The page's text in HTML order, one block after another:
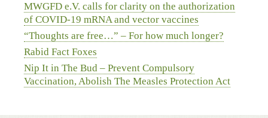
MWGFD e.V. calls for clarity on the authorization
of COVID-19 mRNA and vector vaccines
“Thoughts are free…” – For how much longer?
Rabid Fact Foxes
Nip It in The Bud – Prevent Compulsory
Vaccination, Abolish The Measles Protection Act